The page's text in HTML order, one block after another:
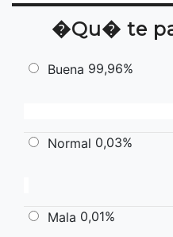
�Qu� te
Buena 99,96%
Normal 0,03%
Mala 0,01%